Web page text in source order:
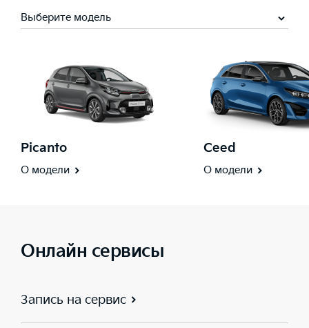
Выберите модель
Picanto
О модели
Ceed
О модели
Онлайн сервисы
Запись на сервис